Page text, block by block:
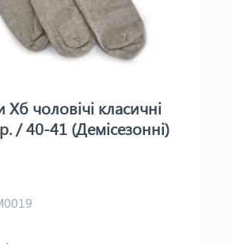
чоловічі класичні
/ 40-41 (Демісезонні)